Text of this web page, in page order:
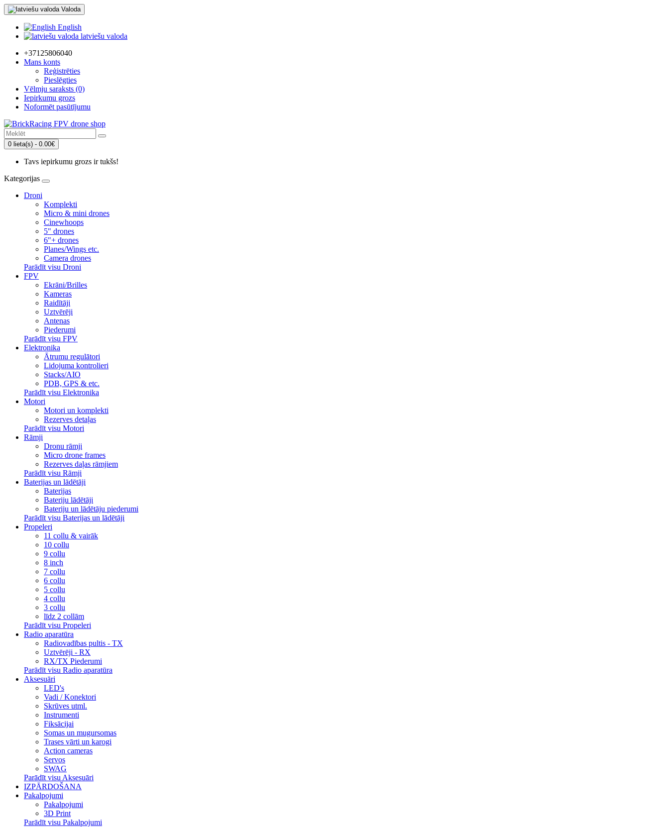
Valoda
English
latviešu valoda
+37125806040
Mans konts
Reģistrēties
Pieslēgties
Vēlmju saraksts (0)
Iepirkumu grozs
Noformēt pasūtījumu
0 lieta(s) - 0.00€
Tavs iepirkumu grozs ir tukšs!
Kategorijas
Droni
Komplekti
Micro & mini drones
Cinewhoops
5" drones
6"+ drones
Planes/Wings etc.
Camera drones
Parādīt visu Droni
FPV
Ekrāni/Brilles
Kameras
Raidītāji
Uztvērēji
Antenas
Piederumi
Parādīt visu FPV
Elektronika
Ātrumu regulātori
Lidojuma kontrolieri
Stacks/AIO
PDB, GPS & etc.
Parādīt visu Elektronika
Motori
Motori un komplekti
Rezerves detaļas
Parādīt visu Motori
Rāmji
Dronu rāmji
Micro drone frames
Rezerves daļas rāmjiem
Parādīt visu Rāmji
Baterijas un lādētāji
Baterijas
Bateriju lādētāji
Bateriju un lādētāju piederumi
Parādīt visu Baterijas un lādētāji
Propeleri
11 collu & vairāk
10 collu
9 collu
8 inch
7 collu
6 collu
5 collu
4 collu
3 collu
līdz 2 collām
Parādīt visu Propeleri
Radio aparatūra
Radiovadības pultis - TX
Uztvērēji - RX
RX/TX Piederumi
Parādīt visu Radio aparatūra
Aksesuāri
LED's
Vadi / Konektori
Skrūves utml.
Instrumenti
Fiksācijai
Somas un mugursomas
Trases vārti un karogi
Action cameras
Servos
SWAG
Parādīt visu Aksesuāri
IZPĀRDOŠANA
Pakalpojumi
Pakalpojumi
3D Print
Parādīt visu Pakalpojumi